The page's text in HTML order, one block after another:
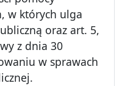
w których ulga
oraz art. 5,
z dnia 30
w sprawach